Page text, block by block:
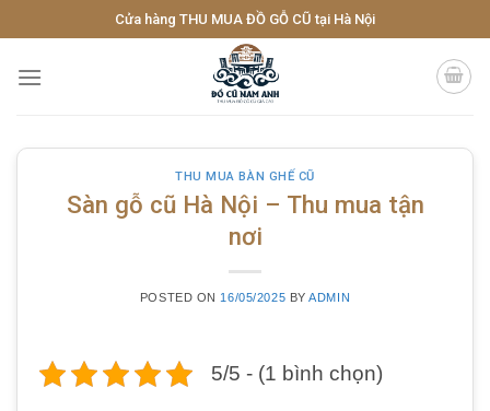
to
content
Cửa hàng THU MUA ĐỒ GỖ CŨ tại Hà Nội
THU MUA BÀN GHẾ CŨ
Sàn gỗ cũ Hà Nội – Thu mua tận
nơi
POSTED ON 16/05/2025 BYADMIN
5/5 - (1 bình chọn)